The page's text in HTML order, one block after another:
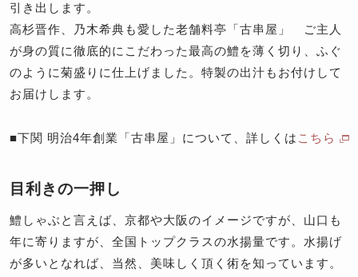
引き出します。
高杉晋作、乃木希典も愛した老舗料亭「古串屋」 ご主人
が身の質に徹底的にこだわった最高の鱧を薄く切り、ふぐ
のように菊盛りに仕上げました。特製の出汁もお付けして
お届けします。
■下関 明治4年創業「古串屋」について、詳しくは こちら
目利きの一押し
鱧しゃぶと言えば、京都や大阪のイメージですが、山口も
年に寄りますが、全国トップクラスの水揚量です。水揚げ
が多いとなれば、当然、美味しく頂く術を知っています。